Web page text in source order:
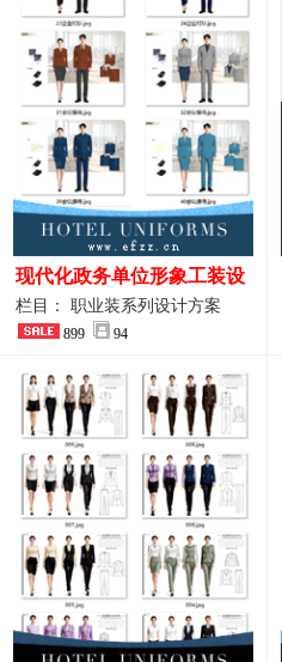
现代化政务单位形象工装设
计｜国风会务接待西装制服
整套方案
栏目： 职业装系列设计方案
899 94